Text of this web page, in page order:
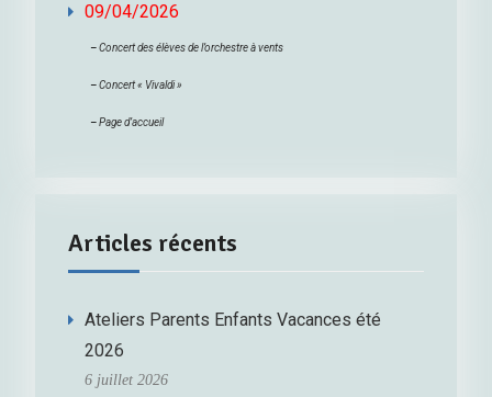
09/04/2026
–Concert des élèves de l’orchestre à vents
–Concert « Vivaldi »
–Page d’accueil
Articles récents
Ateliers Parents Enfants Vacances été
2026
6 juillet 2026